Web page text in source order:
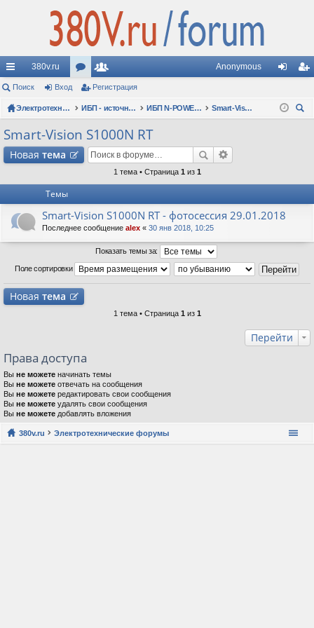
с
ы
лк
380v.ru
ор
ум
ол
ьз
ов
ат
Anonymous
д ис
Поиск Вход Регистрация
Электротехнические форумы ИБП - источники бесперебойного питания ИБП N-POWER: новые модели (презентации, фотосессии, обзоры)
Smart-Vision S1000N RT
Smart-Vision S1000N RT
Новая тема
1 тема • Страница 1 из 1
Темы
Smart-Vision S1000N RT - фотосессия 29.01.2018
Последнее сообщение alex « 30 янв 2018, 10:25
Показать темы за:
Поле сортировки
Новая тема
1 тема • Страница 1 из 1
Перейти
Права доступа
Вы не можете начинать темы
Вы не можете отвечать на сообщения
Вы не можете редактировать свои сообщения
Вы не можете удалять свои сообщения
Вы не можете добавлять вложения
380v.ru Электротехнические форумы